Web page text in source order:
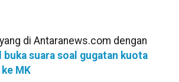
di Antaranews.com dengan
buka suara soal gugatan kuota
MK